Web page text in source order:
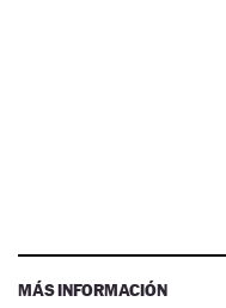
MÁS INFORMACIÓN